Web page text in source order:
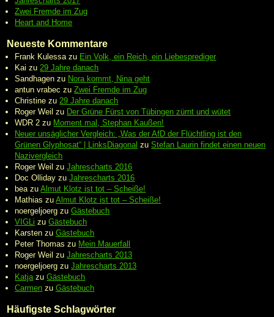
Zwei Fremde im Zug
Heart and Home
Neueste Kommentare
Frank Kulessazu Ein Volk, ein Reich, ein Liebesprediger
Kai zu29 Jahre danach
Sandhagen zu Nora kommt, Nina geht
antun vrabec zuZwei Fremde im Zug
Christine zu29 Jahre danach
Roger Weil zu Der Grüne Fürst von Tübingen zürnt und wütet
WDR 2 zu Moment mal, Stephan Kaußen!
Neuer unsäglicher Vergleich: „Was der AfD der Flüchtling ist den
Grünen Glyphosat“ | LinksDiagonal zuStefan Laurin findet einen neuen
Nazivergleich
Roger Weil zuJahrescharts 2016
Doc Olliday zuJahrescharts 2016
beazuAlmut Klotz ist tot – Scheiße!
Mathias zuAlmut Klotz ist tot – Scheiße!
noergeljoerg zuGästebuch
VIGLi zuGästebuch
Karsten zuGästebuch
Peter Thomas zu Mein Mauerfall
Roger Weil zuJahrescharts 2013
noergeljoerg zuJahrescharts 2013
KatjazuGästebuch
Carmen zuGästebuch
Häufigste Schlagwörter